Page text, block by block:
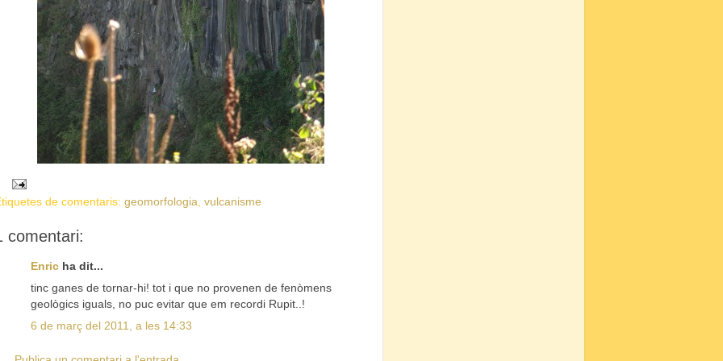
de comentaris: geomorfologia, vulcanisme
comentari:
Enric ha dit...
tinc ganes de tornar-hi! tot i que no provenen de fenòmens
geològics iguals, no puc evitar que em recordi Rupit..!
6 de març del 2011, a les 14:33